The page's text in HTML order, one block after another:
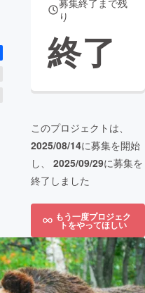
募集終了まで残
り
終了
このプロジェクトは、
2025/08/14に募集を開始
し、 2025/09/29に募集を
終了しました
もう一度プロジェク
トをやってほしい